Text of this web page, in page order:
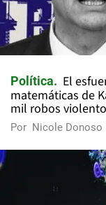
Política
El
matemáticas de
mil robos
Por Nicole Donoso